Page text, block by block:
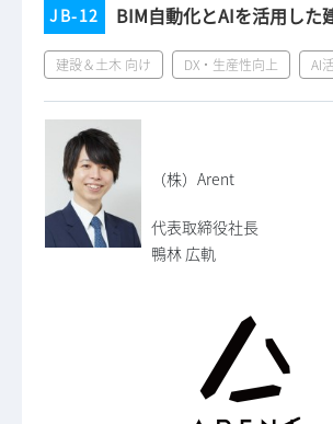
JB-12 BIM自動化とAIを活用した
建設＆土木 向け DX・生産性向上 AI
（株）Arent
代表取締役社長
鴨林 広軌